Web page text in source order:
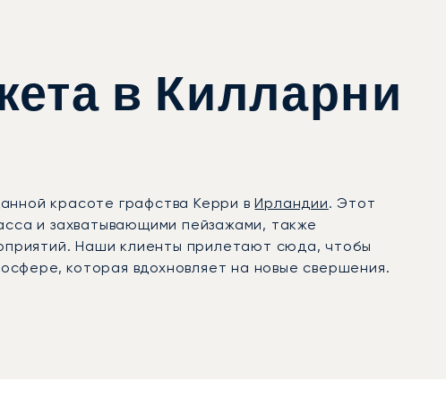
в Килларни
красоте графства Керри вИрландии. Этот
и захватывающими пейзажами, также
Наши клиенты прилетают сюда, чтобы
которая вдохновляет на новые свершения.
максимальную гибкость. Сам перелёт